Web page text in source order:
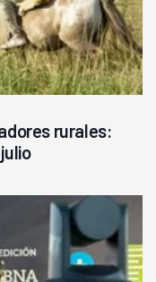
rurales: